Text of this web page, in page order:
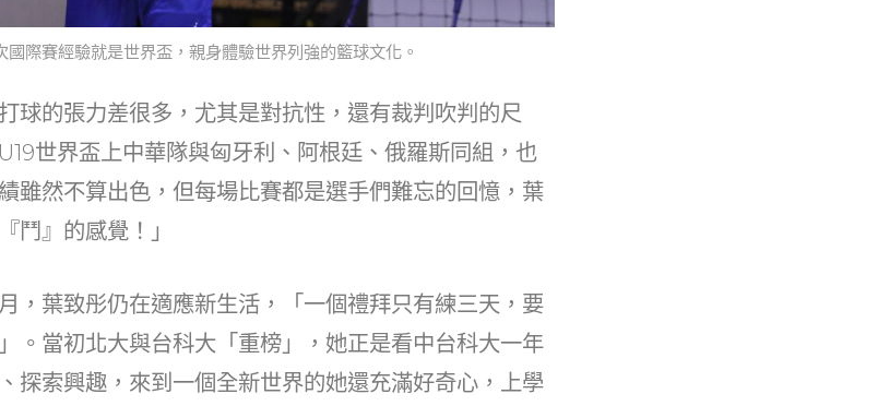
國際賽經驗就是世界盃，親身體驗世界列強的籃球文化。
球的張力差很多，尤其是對抗性，還有裁判吹判的尺
世界盃上中華隊與匈牙利、阿根廷、俄羅斯同組，也
雖然不算出色，但每場比賽都是選手們難忘的回憶，葉
鬥』的感覺！」
，葉致彤仍在適應新生活，「一個禮拜只有練三天，要
。當初北大與台科大「重榜」，她正是看中台科大一年
探索興趣，來到一個全新世界的她還充滿好奇心，上學